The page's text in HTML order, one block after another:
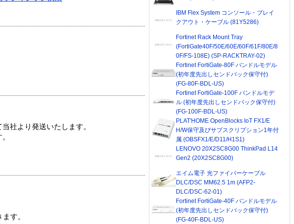
社より発送いたします。
す。
IBM Flex System コンソール・ブレイ
クアウト・ケーブル (81Y5286)
Fortinet Rack Mount Tray
(FortiGate40F/50E/60E/60F/61F/80E/8
0F/FS-108E) (SP-RACKTRAY-02)
Fortinet FortiGate-80F バンドルモデル
(初年度先出しセンドバック保守付)
(FG-80F-BDL-US)
Fortinet FortiGate-100F バンドルモデ
ル (初年度先出しセンドバック保守付)
(FG-100F-BDL-US)
PLAT'HOME OpenBlocks IoT FX1/E
H/W保守及びサブスクリプション1年付
属 (OBSFX1/E/D11/H1S1)
LENOVO 20X2SC8G00 ThinkPad L14
Gen2 (20X2SC8G00)
エイム電子 光ファイバーケーブル
DLC/DSC MM62.5 1m (AFP2-
DLC/DSC-62-01)
Fortinet FortiGate-40F バンドルモデル
(初年度先出しセンドバック保守付)
(FG-40F-BDL-US)